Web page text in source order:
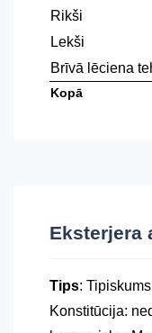
Rikši
Lekši
Brīvā lēciena
Kopā
Eksterjera
Tips:
Konstitūcija: